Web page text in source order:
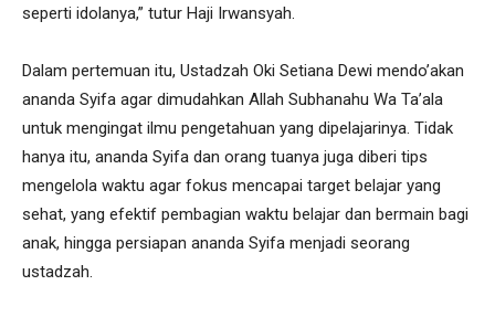
seperti idolanya,” tutur Haji Irwansyah.
Dalam pertemuan itu, Ustadzah Oki Setiana Dewi mendo’akan
ananda Syifa agar dimudahkan Allah Subhanahu Wa Ta’ala
untuk mengingat ilmu pengetahuan yang dipelajarinya. Tidak
hanya itu, ananda Syifa dan orang tuanya juga diberi tips
mengelola waktu agar fokus mencapai target belajar yang
sehat, yang efektif pembagian waktu belajar dan bermain bagi
anak, hingga persiapan ananda Syifa menjadi seorang
ustadzah.